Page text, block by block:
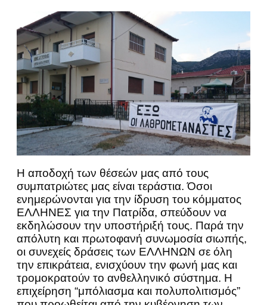
Η αποδοχή των θέσεών μας από τους
συμπατριώτες μας είναι τεράστια. Όσοι
ενημερώνονται για την ίδρυση του κόμματος
ΕΛΛΗΝΕΣ για την Πατρίδα, σπεύδουν να
εκδηλώσουν την υποστήριξή τους. Παρά την
απόλυτη και πρωτοφανή συνωμοσία σιωπής,
οι συνεχείς δράσεις των ΕΛΛΗΝΩΝ σε όλη
την επικράτεια, ενισχύουν την φωνή μας και
τρομοκρατούν το ανθελληνικό σύστημα. Η
επιχείρηση “μπόλιασμα και πολυπολιτισμός”